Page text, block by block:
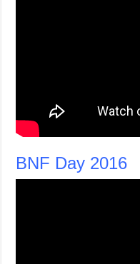
BNF Day 2016